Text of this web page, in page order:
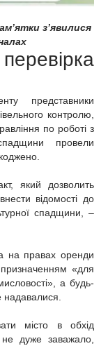
з’явилися
представники
контролю,
по роботі з
провели
який дозволить
відомості до
спадщини, –
на правах оренди
«для
а будь-
надавалися.
місто в обхід
дуже заважало,